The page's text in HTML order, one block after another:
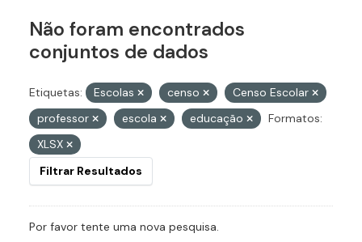
Não foram encontrados
conjuntos de dados
Etiquetas: Escolas censo
Censo Escolar
professor
escola educação
Formatos:
XLSX
Filtrar Resultados
Por favor tente uma nova pesquisa.